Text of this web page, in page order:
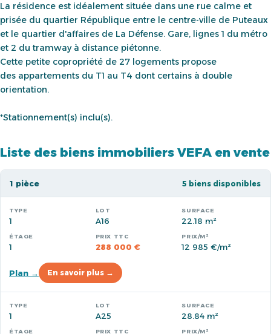
La résidence est idéalement située dans une rue calme et
prisée du quartier République entre le centre-ville de Puteaux
et le quartier d'affaires de La Défense. Gare, lignes 1 du métro
et 2 du tramway à distance piétonne.
Cette petite copropriété de 27 logements propose
des appartements du T1 au T4 dont certains à double
orientation.
*Stationnement(s) inclu(s).
Liste des biens immobiliers VEFA en vente
1 pièce 5 biens disponibles
1 A16 22.18 m²
1 288 000 € 12 985 €/m²
Plan → En savoir plus →
1 A25 28.84 m²